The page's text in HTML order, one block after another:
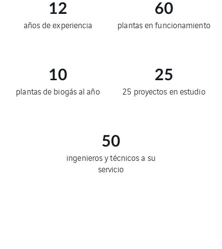
12
años de experiencia
60
plantas en funcionamiento
10
plantas de biogás al año
25
25 proyectos en estudio
50
ingenieros y técnicos a su
servicio